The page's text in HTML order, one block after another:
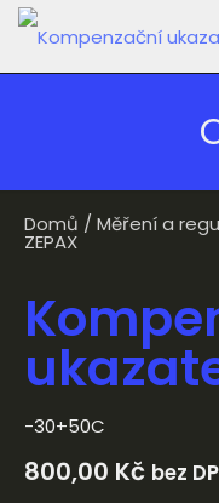
Domů / Měření a
ZEPAX
-30+50C
800,00 Kč bez